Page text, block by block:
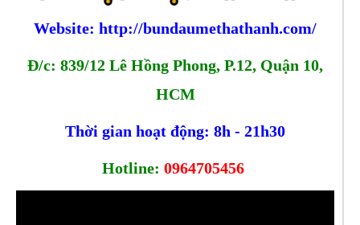
Website: http://bundaumethathanh.com/
Đ/c: 839/12 Lê Hồng Phong, P.12, Quận 10,
HCM
Thời gian hoạt động: 8h - 21h30
Hotline: 0964705456